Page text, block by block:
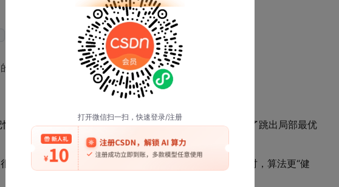
个位置记录的成本）
的位置被更新为 f(x') 。
”中某个时刻的解好，它仍有机会被接受。这为算法提供了跳出局部最优
很小时，算法行为接近传统爬山，倾向于利用；
很大时，算法更“健